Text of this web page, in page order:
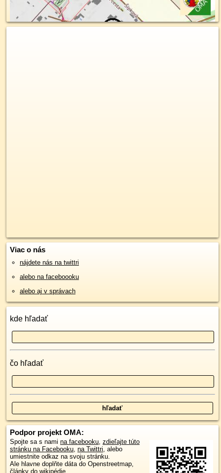
Viac o nás
nájdete nás na twittri
alebo na faceboooku
alebo aj v správach
kde hľadať
čo hľadať
Podpor projekt OMA:
Spojte sa s nami na facebooku, zdieľajte túto
stránku na Facebooku, na Twittri, alebo
umiestnite odkaz na svoju stránku.
Ale hlavne doplňte dáta do Openstreetmap,
články do wikipédie, ...